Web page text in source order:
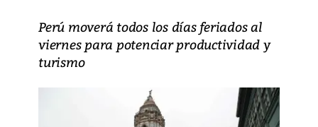
Perú moverá todos los días feriados al
viernes para potenciar productividad y
turismo